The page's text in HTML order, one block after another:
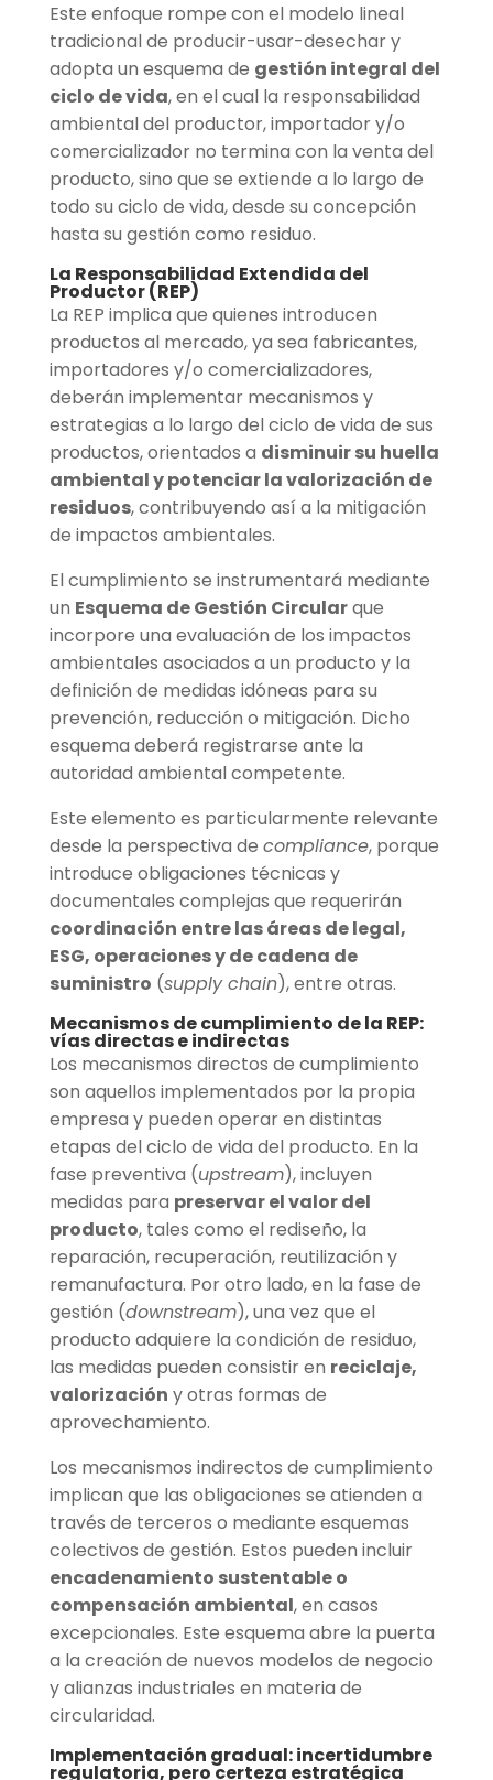
Este enfoque rompe con el modelo lineal
tradicional de producir-usar-desechar y
adopta un esquema de gestión integral del
ciclo de vida, en el cual la responsabilidad
ambiental del productor, importador y/o
comercializador no termina con la venta del
producto, sino que se extiende a lo largo de
todo su ciclo de vida, desde su concepción
hasta su gestión como residuo.
La Responsabilidad Extendida del
Productor (REP)
La REP implica que quienes introducen
productos al mercado, ya sea fabricantes,
importadores y/o comercializadores,
deberán implementar mecanismos y
estrategias a lo largo del ciclo de vida de sus
productos, orientados a disminuir su huella
ambiental y potenciar la valorización de
residuos, contribuyendo así a la mitigación
de impactos ambientales.
El cumplimiento se instrumentará mediante
un Esquema de Gestión Circularque
incorpore una evaluación de los impactos
ambientales asociados a un producto y la
definición de medidas idóneas para su
prevención, reducción o mitigación. Dicho
esquema deberá registrarse ante la
autoridad ambiental competente.
Este elemento es particularmente relevante
desde la perspectiva de compliance, porque
introduce obligaciones técnicas y
documentales complejas que requerirán
coordinación entre las áreas de legal,
ESG, operaciones y de cadena de
suministro (supply chain), entre otras.
Mecanismos de cumplimiento de la REP:
vías directas e indirectas
Los mecanismos directos de cumplimiento
son aquellos implementados por la propia
empresa y pueden operar en distintas
etapas del ciclo de vida del producto. En la
fase preventiva (upstream), incluyen
medidas para preservar el valor del
producto, tales como el rediseño, la
reparación, recuperación, reutilización y
remanufactura. Por otro lado, en la fase de
gestión (downstream), una vez que el
producto adquiere la condición de residuo,
las medidas pueden consistir en reciclaje,
valorización y otras formas de
aprovechamiento.
Los mecanismos indirectos de cumplimiento
implican que las obligaciones se atienden a
través de terceros o mediante esquemas
colectivos de gestión. Estos pueden incluir
encadenamiento sustentable o
compensación ambiental, en casos
excepcionales. Este esquema abre la puerta
a la creación de nuevos modelos de negocio
y alianzas industriales en materia de
circularidad.
Implementación gradual: incertidumbre
regulatoria, pero certeza estratégica